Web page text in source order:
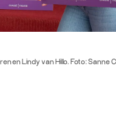
en Lindy van Hillo. Foto: Sanne